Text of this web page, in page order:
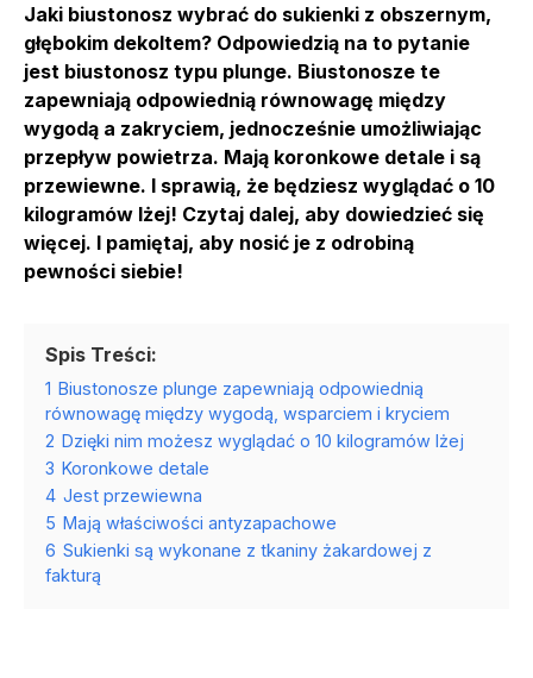
Jaki biustonosz wybrać do sukienki z obszernym,
głębokim dekoltem? Odpowiedzią na to pytanie
jest biustonosz typu plunge. Biustonosze te
zapewniają odpowiednią równowagę między
wygodą a zakryciem, jednocześnie umożliwiając
przepływ powietrza. Mają koronkowe detale i są
przewiewne. I sprawią, że będziesz wyglądać o 10
kilogramów lżej! Czytaj dalej, aby dowiedzieć się
więcej. I pamiętaj, aby nosić je z odrobiną
pewności siebie!
Spis Treści:
1 Biustonosze plunge zapewniają odpowiednią
równowagę między wygodą, wsparciem i kryciem
2 Dzięki nim możesz wyglądać o 10 kilogramów lżej
3 Koronkowe detale
4 Jest przewiewna
5 Mają właściwości antyzapachowe
6 Sukienki są wykonane z tkaniny żakardowej z
fakturą